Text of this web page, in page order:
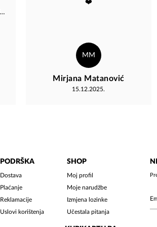
❤️
MM
Mirjana Matanović
15.12.2025.
PODRŠKA
Dostava
Plaćanje
Reklamacije
Uslovi korištenja
SHOP
Moj profil
Moje narudžbe
Izmjena lozinke
Učestala pitanja